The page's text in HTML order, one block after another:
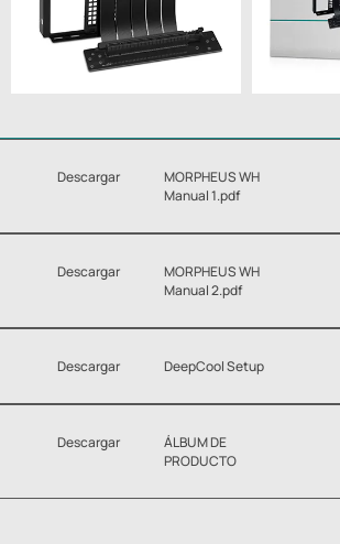
Descargar
MORPHEUS WH
Manual 1.pdf
Descargar
MORPHEUS WH
Manual 2.pdf
Descargar DeepCool Setup
Descargar
ÁLBUM DE
PRODUCTO